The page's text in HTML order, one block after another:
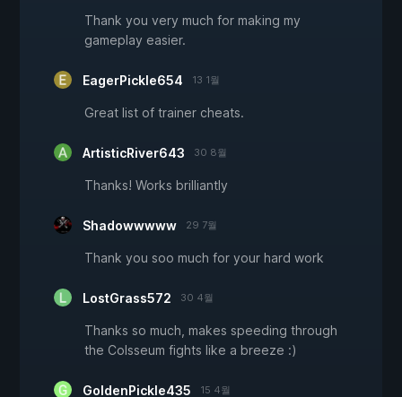
Thank you very much for making my
gameplay easier.
EagerPickle654 13 1월
Great list of trainer cheats.
ArtisticRiver643 30 8월
Thanks! Works brilliantly
Shadowwwww 29 7월
Thank you soo much for your hard work
LostGrass572 30 4월
Thanks so much, makes speeding through
the Colsseum fights like a breeze :)
GoldenPickle435 15 4월